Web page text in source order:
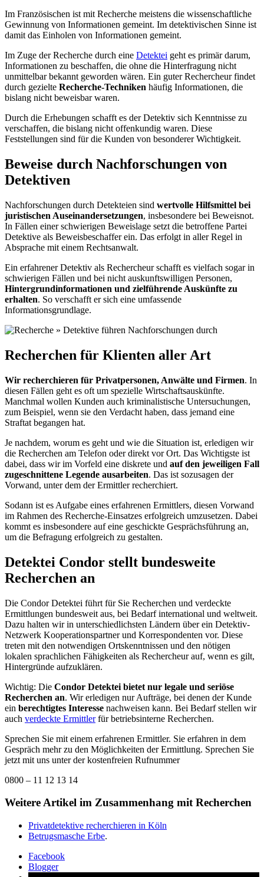
Im Französischen ist mit Recherche meistens die wissenschaftliche
Gewinnung von Informationen gemeint. Im detektivischen Sinne ist
damit das Einholen von Informationen gemeint.
Im Zuge der Recherche durch eine Detektei geht es primär darum,
Informationen zu beschaffen, die ohne die Hinterfragung nicht
unmittelbar bekannt geworden wären. Ein guter Rechercheur findet
durch gezielte Recherche-Techniken häufig Informationen, die
bislang nicht beweisbar waren.
Durch die Erhebungen schafft es der Detektiv sich Kenntnisse zu
verschaffen, die bislang nicht offenkundig waren. Diese
Feststellungen sind für die Kunden von besonderer Wichtigkeit.
Beweise durch Nachforschungen von
Detektiven
Nachforschungen durch Detekteien sind wertvolle Hilfsmittel bei
juristischen Auseinandersetzungen, insbesondere bei Beweisnot.
In Fällen einer schwierigen Beweislage setzt die betroffene Partei
Detektive als Beweisbeschaffer ein. Das erfolgt in aller Regel in
Absprache mit einem Rechtsanwalt.
Ein erfahrener Detektiv als Rechercheur schafft es vielfach sogar in
schwierigen Fällen und bei nicht auskunftswilligen Personen,
Hintergrundinformationen und zielführende Auskünfte zu
erhalten. So verschafft er sich eine umfassende
Informationsgrundlage.
Recherchen für Klienten aller Art
Wir recherchieren für Privatpersonen, Anwälte und Firmen. In
diesen Fällen geht es oft um spezielle Wirtschaftsauskünfte.
Manchmal wollen Kunden auch kriminalistische Untersuchungen,
zum Beispiel, wenn sie den Verdacht haben, dass jemand eine
Straftat begangen hat.
Je nachdem, worum es geht und wie die Situation ist, erledigen wir
die Recherchen am Telefon oder direkt vor Ort. Das Wichtigste ist
dabei, dass wir im Vorfeld eine diskrete und auf den jeweiligen Fall
zugeschnittene Legende ausarbeiten. Das ist sozusagen der
Vorwand, unter dem der Ermittler recherchiert.
Sodann ist es Aufgabe eines erfahrenen Ermittlers, diesen Vorwand
im Rahmen des Recherche-Einsatzes erfolgreich umzusetzen. Dabei
kommt es insbesondere auf eine geschickte Gesprächsführung an,
um die Befragung erfolgreich zu gestalten.
Detektei Condor stellt bundesweite
Recherchen an
Die Condor Detektei führt für Sie Recherchen und verdeckte
Ermittlungen bundesweit aus, bei Bedarf international und weltweit.
Dazu halten wir in unterschiedlichsten Ländern über ein Detektiv-
Netzwerk Kooperationspartner und Korrespondenten vor. Diese
treten mit den notwendigen Ortskenntnissen und den nötigen
lokalen sprachlichen Fähigkeiten als Rechercheur auf, wenn es gilt,
Hintergründe aufzuklären.
Wichtig: Die Condor Detektei bietet nur legale und seriöse
Recherchen an. Wir erledigen nur Aufträge, bei denen der Kunde
ein berechtigtes Interesse nachweisen kann. Bei Bedarf stellen wir
auch verdeckte Ermittlerfür betriebsinterne Recherchen.
Sprechen Sie mit einem erfahrenen Ermittler. Sie erfahren in dem
Gespräch mehr zu den Möglichkeiten der Ermittlung. Sprechen Sie
jetzt mit uns unter der kostenfreien Rufnummer
0800 – 11 12 13 14
Weitere Artikel im Zusammenhang mit Recherchen
Privatdetektive recherchieren in Köln
Betrugsmasche Erbe.
Facebook
Blogger